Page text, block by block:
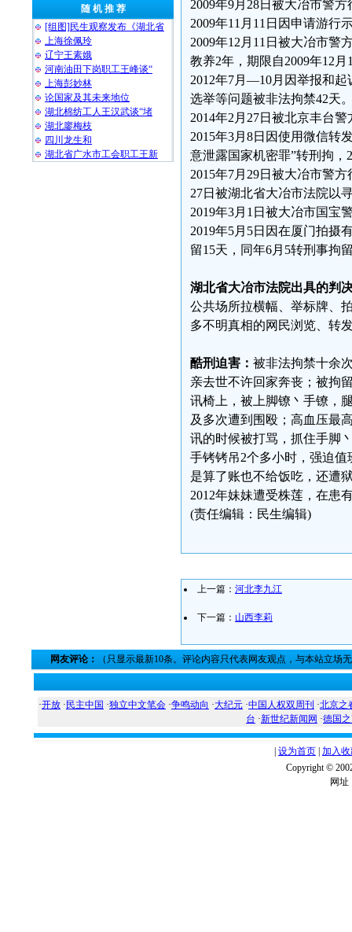
随 机 推 荐
[组图]民生观察发布《湖北省
上海徐佩玲
辽宁王素娥
河南油田下岗职工王峰谈“
上海彭妙林⁩
论国家及其未来地位
湖北棉纺工人王汉武谈“堵
湖北廖梅枝
四川龙生和
湖北省广水市工会职工王新
2009年9月28日被大冶市警
2009年11月11日因申请游行
2009年12月11日被大冶市警
教养2年，期限自2009年12
2012年7月—10月因举报和
选举等问题被非法拘禁42天
2014年2月27日被北京丰台
2015年3月8日因使用微信转
意泄露国家机密罪”转刑拘，
2015年7月29日被大冶市警
27日被湖北省大冶市法院以
2019年3月1日被大冶市国宝
2019年5月5日因在厦门拍摄
留15天，同年6月5转刑事拘
湖北省大冶市法院出具的判
公共场所拉横幅、举标牌、
多不明真相的网民浏览、转
酷刑迫害： 被非法拘禁十余
亲去世不许回家奔丧；被拘
讯椅上，被上脚镣丶手镣，
及多次遭到围殴；高血压最
讯的时候被打骂，抓住手脚
手铐铐吊2个多小时，强迫
是算了账也不给饭吃，还遭
2012年妹妹遭受株莲，在患
(责任编辑：民生编辑)
上一篇： 河北李九江
下一篇： 山西李莉
网友评论： （只显示最新10条。评论内容只代表网友观点，与本站立场
·开放 · 民主中国 ·独立中文笔会 ·争鸣动向 ·大纪元 ·中国人权双周刊 ·北京之
台 ·新世纪新闻网 ·德国
设为首页 加入
Copyright ©
网址